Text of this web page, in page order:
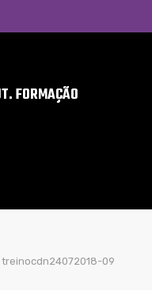
FORMAÇÃO
treinocdn24072018-09